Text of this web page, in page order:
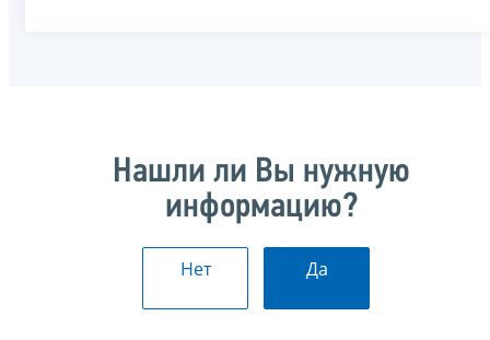
Нашли ли Вы нужную
информацию?
Нет Да